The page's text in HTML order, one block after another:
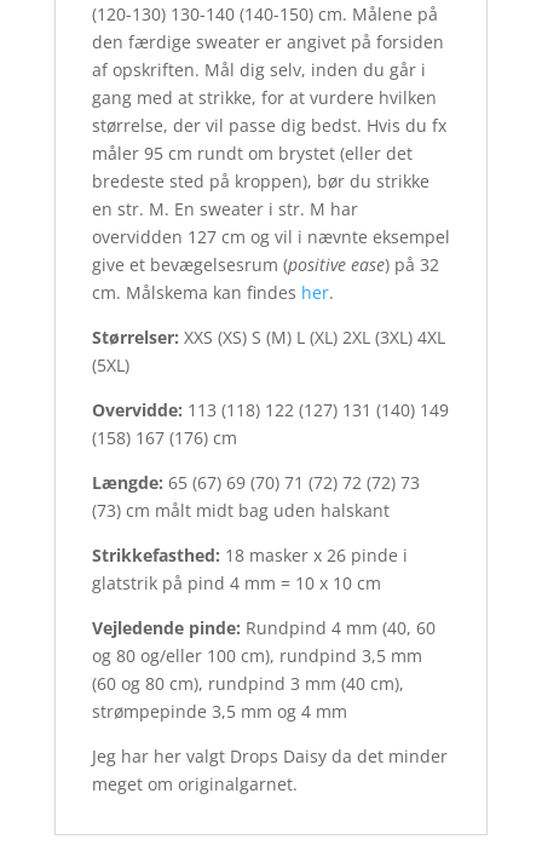
(120-130) 130-140 (140-150) cm. Målene på
den færdige sweater er angivet på forsiden
af opskriften. Mål dig selv, inden du går i
gang med at strikke, for at vurdere hvilken
størrelse, der vil passe dig bedst. Hvis du fx
måler 95 cm rundt om brystet (eller det
bredeste sted på kroppen), bør du strikke
en str. M. En sweater i str. M har
overvidden 127 cm og vil i nævnte eksempel
give et bevægelsesrum (positive ease) på 32
cm. Målskema kan findes her.
Størrelser: XXS (XS) S (M) L (XL) 2XL (3XL) 4XL
(5XL)
Overvidde: 113 (118) 122 (127) 131 (140) 149
(158) 167 (176) cm
Længde: 65 (67) 69 (70) 71 (72) 72 (72) 73
(73) cm målt midt bag uden halskant
Strikkefasthed: 18 masker x 26 pinde i
glatstrik på pind 4 mm = 10 x 10 cm
Vejledende pinde: Rundpind 4 mm (40, 60
og 80 og/eller 100 cm), rundpind 3,5 mm
(60 og 80 cm), rundpind 3 mm (40 cm),
strømpepinde 3,5 mm og 4 mm
Jeg har her valgt Drops Daisy da det minder
meget om originalgarnet.